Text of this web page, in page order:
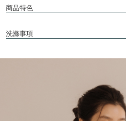
商品特色
洗滌事項